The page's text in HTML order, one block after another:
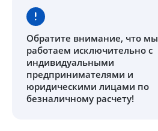
Обратите внимание, что мы
работаем исключительно с
индивидуальными
предпринимателями и
юридическими лицами по
безналичному расчету!